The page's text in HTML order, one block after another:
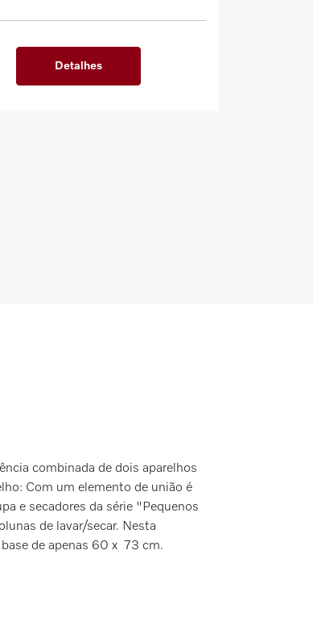
Detalhes
combinada de dois aparelhos
Com um elemento de união é
e secadores da série "Pequenos
de lavar/secar. Nesta
de apenas 60 x 73 cm.